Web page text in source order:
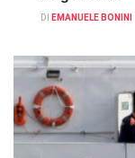
DI EMANUELE BONINI